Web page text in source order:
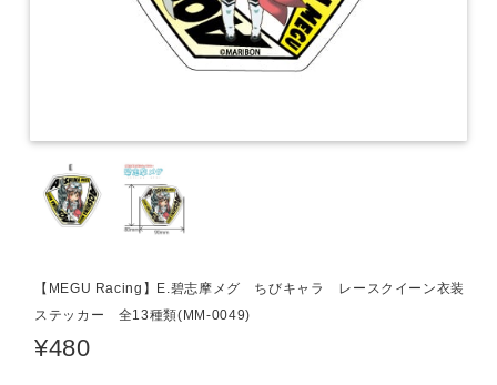
【MEGU Racing】E.碧志摩メグ ちびキャラ レースクイーン衣装
ステッカー 全13種類(MM-0049)
¥480